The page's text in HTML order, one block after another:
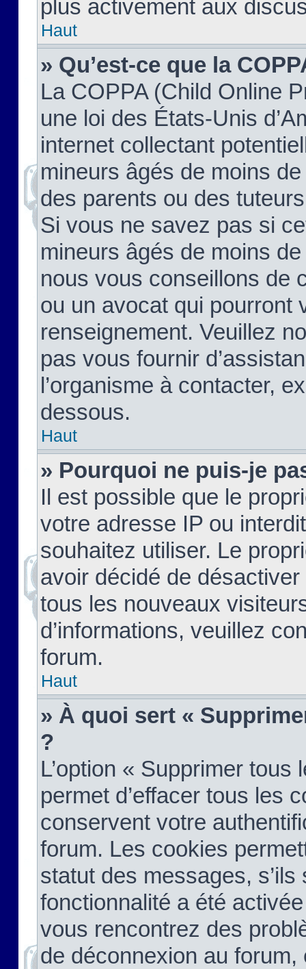
plus activement aux
Haut
» Qu’est-ce que la
La COPPA (Child Online
une loi des États-Unis
internet collectant
mineurs âgés de moins
des parents ou des
Si vous ne savez pas si
mineurs âgés de moins
nous vous conseillons de
ou un avocat qui pourront
renseignement. Veuillez
pas vous fournir
l’organisme à contacter,
dessous.
Haut
» Pourquoi ne puis-je
Il est possible que le
votre adresse IP ou
souhaitez utiliser. Le
avoir décidé de
tous les nouveaux
d’informations, veuillez
forum.
Haut
» À quoi sert «
?
L’option « Supprimer
permet d’effacer tous les
conservent votre
forum. Les cookies
statut des messages,
fonctionnalité a été
vous rencontrez des
de déconnexion au